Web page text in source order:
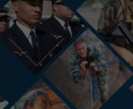
Solidarité